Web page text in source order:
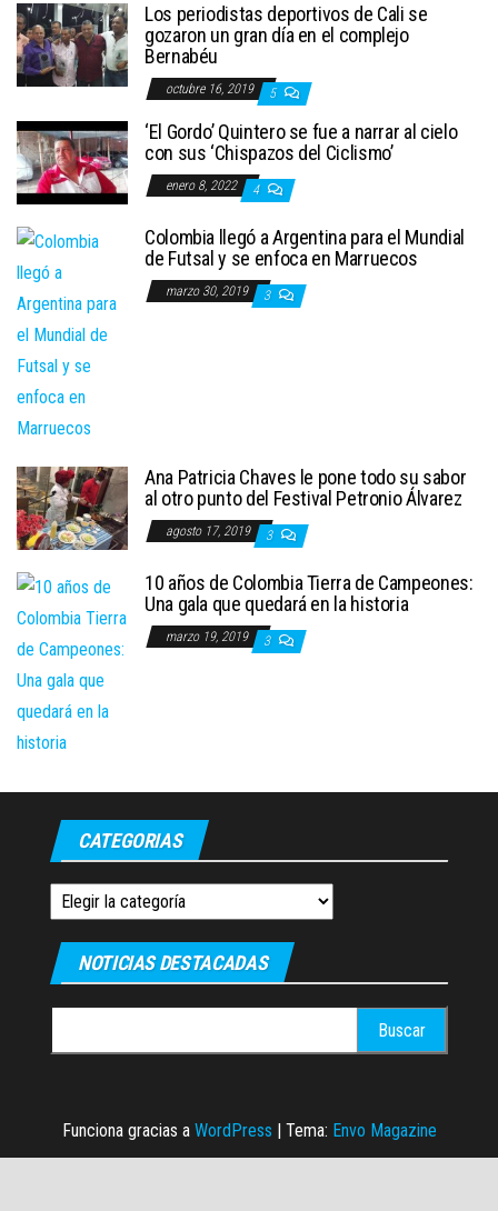
Los periodistas deportivos de Cali se
gozaron un gran día en el complejo
Bernabéu
octubre 16, 2019 5
‘El Gordo’ Quintero se fue a narrar al cielo
con sus ‘Chispazos del Ciclismo’
enero 8, 2022 4
Colombia llegó a Argentina para el Mundial
de Futsal y se enfoca en Marruecos
marzo 30, 2019 3
Ana Patricia Chaves le pone todo su sabor
al otro punto del Festival Petronio Álvarez
agosto 17, 2019 3
10 años de Colombia Tierra de Campeones:
Una gala que quedará en la historia
marzo 19, 2019 3
CATEGORIAS
Categorias
NOTICIAS DESTACADAS
Funciona gracias a WordPress | Tema: Envo Magazine